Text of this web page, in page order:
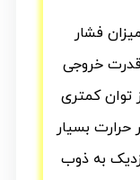
فشار
خروجی
توان کمتری
حرارت بسیار
به ذوب